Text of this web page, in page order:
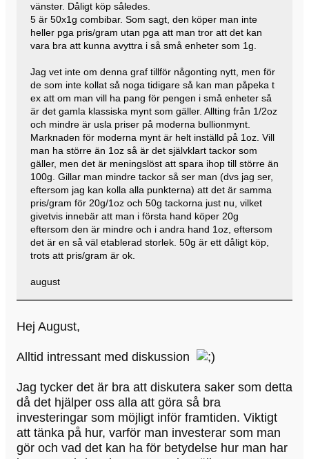
vänster. Dåligt köp således.
5 är 50x1g combibar. Som sagt, den köper man inte
heller pga pris/gram utan pga att man tror att det kan
vara bra att kunna avyttra i så små enheter som 1g.
Jag vet inte om denna graf tillför någonting nytt, men för
de som inte kollat så noga tidigare så kan man påpeka t
ex att om man vill ha pang för pengen i små enheter så
är det gamla klassiska mynt som gäller. Allting från 1/2oz
och mindre är usla priser på moderna bullionmynt.
Marknaden för moderna mynt är helt inställd på 1oz. Vill
man ha större än 1oz så är det självklart tackor som
gäller, men det är meningslöst att spara ihop till större än
100g. Gillar man mindre tackor så ser man (dvs jag ser,
eftersom jag kan kolla alla punkterna) att det är samma
pris/gram för 20g/1oz och 50g tackorna just nu, vilket
givetvis innebär att man i första hand köper 20g
eftersom den är mindre och i andra hand 1oz, eftersom
det är en så väl etablerad storlek. 50g är ett dåligt köp,
trots att pris/gram är ok.
august
Hej August,
Alltid intressant med diskussion
Jag tycker det är bra att diskutera saker som detta
då det hjälper oss alla att göra så bra
investeringar som möjligt inför framtiden. Viktigt
att tänka på hur, varför man investerar som man
gör och vad det kan ha för betydelse hur man har